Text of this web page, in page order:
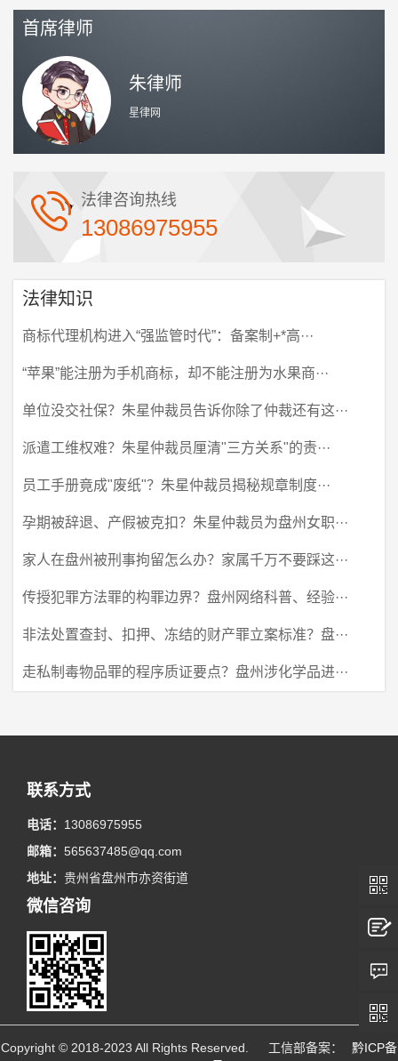
首席律师
朱律师
星律网
法律咨询热线
13086975955
法律知识
商标代理机构进入“强监管时代”：备案制+*高···
“苹果”能注册为手机商标，却不能注册为水果商···
单位没交社保？朱星仲裁员告诉你除了仲裁还有这···
派遣工维权难？朱星仲裁员厘清"三方关系"的责···
员工手册竟成"废纸"？朱星仲裁员揭秘规章制度···
孕期被辞退、产假被克扣？朱星仲裁员为盘州女职···
家人在盘州被刑事拘留怎么办？家属千万不要踩这···
传授犯罪方法罪的构罪边界？盘州网络科普、经验···
非法处置查封、扣押、冻结的财产罪立案标准？盘···
走私制毒物品罪的程序质证要点？盘州涉化学品进···
联系方式
电话： 13086975955
邮箱： 565637485@qq.com
地址： 贵州省盘州市亦资街道
微信咨询
Copyright © 2018-2023 All Rights Reserved. 工信部备案：
黔ICP备